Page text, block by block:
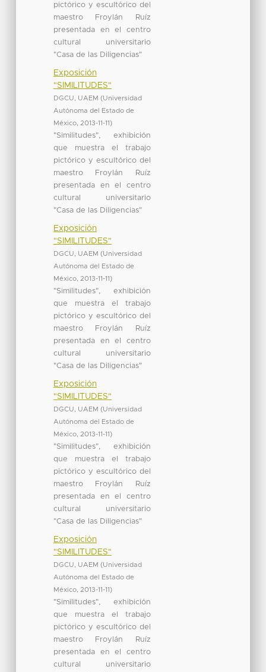
pictórico y escultórico del
maestro Froylán Ruíz
presentada en el centro
cultural universitario
"Casa de las Diligencias"
Exposición
"SIMILITUDES"
DGCU, UAEM (Universidad
Autónoma del Estado de
México, 2013-11-11)
"Similitudes", exhibición
que muestra el trabajo
pictórico y escultórico del
maestro Froylán Ruíz
presentada en el centro
cultural universitario
"Casa de las Diligencias"
Exposición
"SIMILITUDES"
DGCU, UAEM (Universidad
Autónoma del Estado de
México, 2013-11-11)
"Similitudes", exhibición
que muestra el trabajo
pictórico y escultórico del
maestro Froylán Ruíz
presentada en el centro
cultural universitario
"Casa de las Diligencias"
Exposición
"SIMILITUDES"
DGCU, UAEM (Universidad
Autónoma del Estado de
México, 2013-11-11)
"Similitudes", exhibición
que muestra el trabajo
pictórico y escultórico del
maestro Froylán Ruíz
presentada en el centro
cultural universitario
"Casa de las Diligencias"
Exposición
"SIMILITUDES"
DGCU, UAEM (Universidad
Autónoma del Estado de
México, 2013-11-11)
"Similitudes", exhibición
que muestra el trabajo
pictórico y escultórico del
maestro Froylán Ruíz
presentada en el centro
cultural universitario